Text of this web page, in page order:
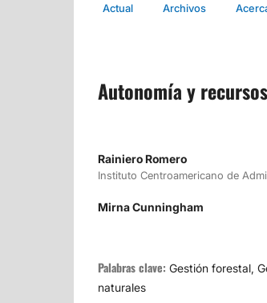
Actual Archivos
Autonomía y
Rainiero Romero
Instituto Centroamericano de
Mirna Cunningham
Palabras clave: Gestión forestal,
naturales